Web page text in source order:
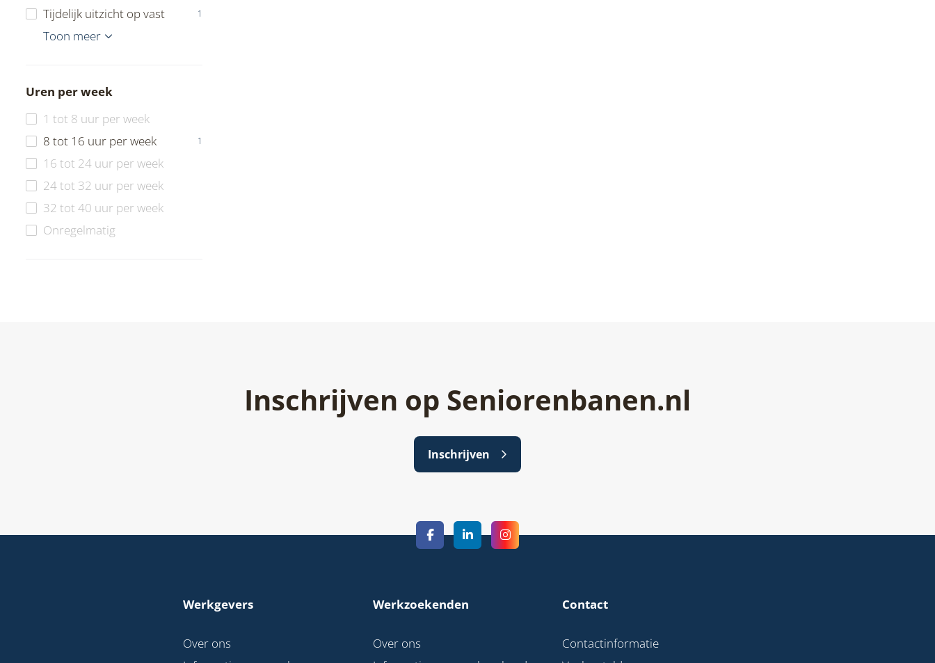
Tijdelijk uitzicht op vast
1
Vast
Vrijwilliger
ZZP
Toon meer
Uren per week
1 tot 8 uur per week
8 tot 16 uur per week
1
16 tot 24 uur per week
24 tot 32 uur per week
32 tot 40 uur per week
Onregelmatig
Inschrijven op Seniorenbanen.nl
Inschrijven
Werkgevers
Over ons
Werkzoekenden
Over ons
Contact
Contactinformatie